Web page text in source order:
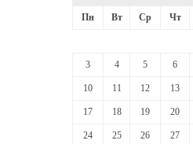
Пн Вт Ср Чт
3 4 5 6
10 11 12 13
17 18 19 20
24 25 26 27